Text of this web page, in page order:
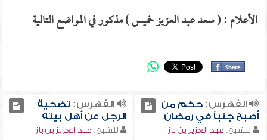
الأعلام : ( سعد عبد العزيز خميس ) مذكور في المواضع التالية
الفهرس:حكم من
أصبح جنباً في رمضان
للشيخ: عبد العزيز بن باز
الفهرس: تضحية
الرجل عن أهل بيته
للشيخ: عبد العزيز بن باز